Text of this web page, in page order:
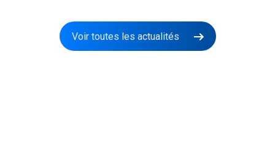
Voir toutes les actualités